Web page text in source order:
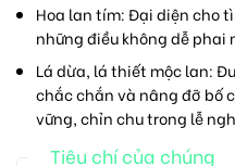
Hoa lan tím:Đại diện cho
những điều không dễ phai
Lá dừa, lá thiết mộc lan:
chắc chắn và nâng đỡ bố
vững, chỉn chu trong lễ
Tiêu chí của chúng